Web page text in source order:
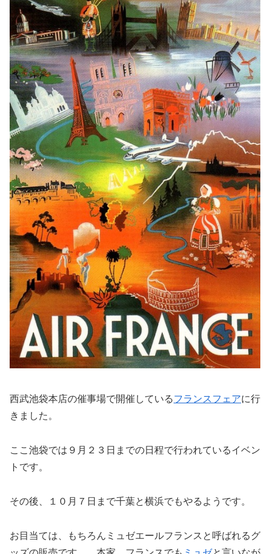
西武池袋本店の催事場で開催しているフランスフェアに行
きました。
ここ池袋では９月２３日までの日程で行われているイベン
トです。
その後、１０月７日まで千葉と横浜でもやるようです。
お目当ては、もちろんミュゼエールフランスと呼ばれるグ